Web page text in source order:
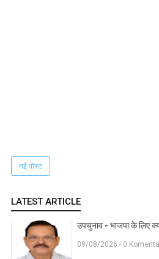
नई पोस्ट
LATEST ARTICLE
उपचुनाव - भाजपा के लिए
09/08/2026 - 0